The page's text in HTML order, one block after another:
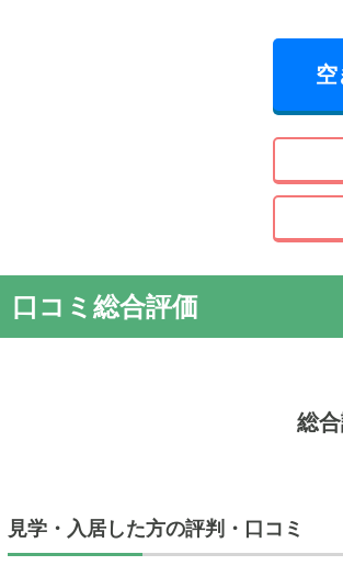
口コミ総合評価
総
見学・入居した方の評判・口コミ